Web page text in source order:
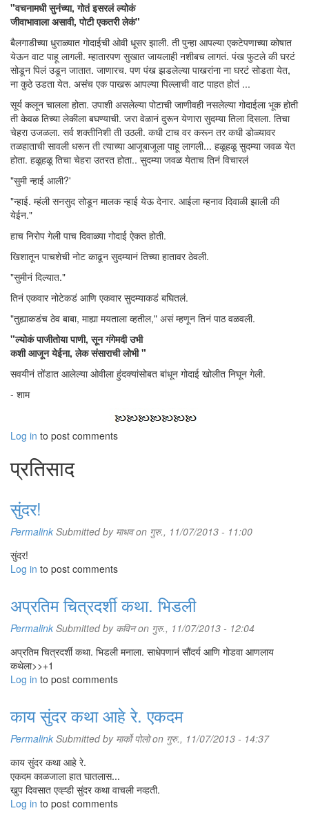
"वचनामधी सुनंच्या, गोतं इसरलं ल्योकं
जीवाभावाला असावी, पोटी एकतरी लेकं"
बैलगाडीच्या धुराळ्यात गोदाईची ओवी धूसर झाली. ती पुन्हा आपल्या एकटेपणाच्या कोषात
येऊन वाट पाहू लागली. म्हातारपण सुखात जायलाही नशीबच लागतं. पंख फुटले की घरटं
सोडून पिलं उडून जातात. जाणारच. पण पंख झडलेल्या पाखरांना ना घरटं सोडता येत,
ना कुठे उडता येत. असंच एक पाखरू आपल्या पिल्लाची वाट पाहत होतं ...
सूर्य कलून चालला होता. उपाशी असलेल्या पोटाची जाणीवही नसलेल्या गोदाईला भूक होती
ती केवळ तिच्या लेकीला बघण्याची. जरा वेळानं दुरून येणारा सुदम्या तिला दिसला. तिचा
चेहरा उजळला. सर्व शक्तीनिशी ती उठली. कधी टाच वर करून तर कधी डोळ्यावर
तळहाताची सावली धरून ती त्याच्या आजूबाजूला पाहू लागली... हळूहळू सुदम्या जवळ येत
होता. हळूहळू तिचा चेहरा उतरत होता.. सुदम्या जवळ येताच तिनं विचारलं
"सुमी न्हाई आली?'
"न्हाई. म्हंली सनसुद सोडून मालक न्हाई येऊ देनार. आईला म्हनाव दिवाळी झाली की
येईन."
हाच निरोप गेली पाच दिवाळ्या गोदाई ऐकत होती.
खिशातून पाचशेची नोट काढून सुदम्यानं तिच्या हातावर ठेवली.
"सुमीनं दिल्यात."
तिनं एकवार नोटेकडं आणि एकवार सुदम्याकडं बघितलं.
"तुह्याकडंच ठेव बाबा, माह्या मयताला व्हतील," असं म्हणून तिनं पाठ वळवली.
"ल्योकं पाजीतोया पाणी, सून गंगेमदी उभी
कशी आजून येईना, लेक संसाराची लोभी "
सवयीनं तोंडात आलेल्या ओवीला हुंदक्यांसोबत बांधून गोदाई खोलीत निघून गेली.
- शाम
Log in to post comments
प्रतिसाद
सुंदर!
Permalink Submitted by माधवon गुरु., 11/07/2013 - 11:00
सुंदर!
Log in to post comments
अप्रतिम चित्रदर्शी कथा. भिडली
Permalink Submitted by कविनon गुरु., 11/07/2013 - 12:04
अप्रतिम चित्रदर्शी कथा. भिडली मनाला. साधेपणानं सौंदर्य आणि गोडवा आणलाय
कथेला>>+1
Log in to post comments
काय सुंदर कथा आहे रे. एकदम
Permalink Submitted by मार्को पोलोon गुरु., 11/07/2013 - 14:37
काय सुंदर कथा आहे रे.
एकदम काळजाला हात घातलास...
खुप दिवसात एव्ह्डी सुंदर कथा वाचली नव्हती.
Log in to post comments